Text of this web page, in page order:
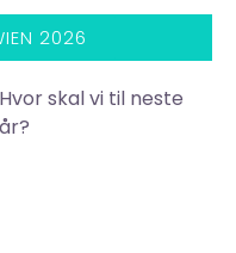
2026
Hvor skal vi til neste
år?